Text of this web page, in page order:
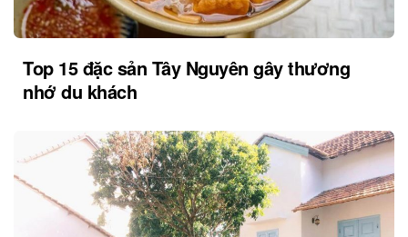
Top 15 đặc sản Tây Nguyên gây thương
nhớ du khách